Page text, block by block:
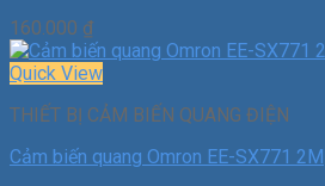
160.000 ₫
Quick View
THIẾT BỊ CẢM BIẾN QUANG ĐIỆN
Cảm biến quang Omron EE-SX771 2M